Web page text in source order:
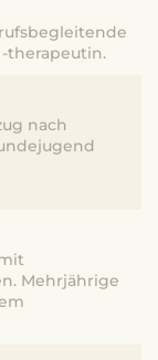
therapeutin.
nach
Mehrjährige